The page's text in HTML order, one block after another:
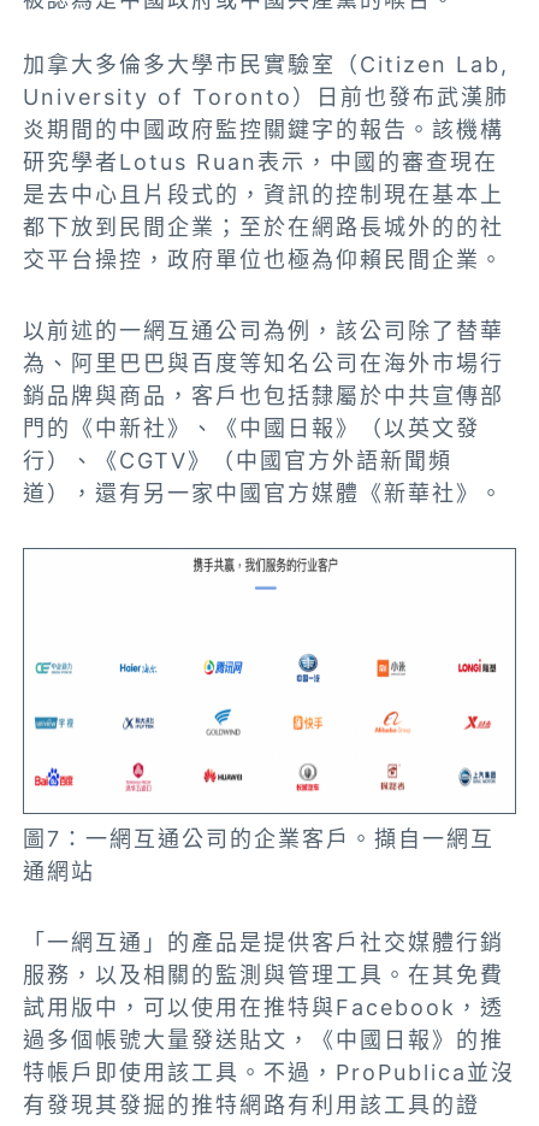
加拿大多倫多大學市民實驗室（Citizen Lab,
University of Toronto）日前也發布武漢肺
炎期間的中國政府監控關鍵字的報告。該機構
研究學者Lotus Ruan表示，中國的審查現在
是去中心且片段式的，資訊的控制現在基本上
都下放到民間企業；至於在網路長城外的的社
交平台操控，政府單位也極為仰賴民間企業。
以前述的一網互通公司為例，該公司除了替華
為、阿里巴巴與百度等知名公司在海外市場行
銷品牌與商品，客戶也包括隸屬於中共宣傳部
門的《中新社》、《中國日報》（以英文發
行）、《CGTV》（中國官方外語新聞頻
道），還有另一家中國官方媒體《新華社》。
圖7：一網互通公司的企業客戶。擷自一網互
通網站
「一網互通」的產品是提供客戶社交媒體行銷
服務，以及相關的監測與管理工具。在其免費
試用版中，可以使用在推特與Facebook，透
過多個帳號大量發送貼文，《中國日報》的推
特帳戶即使用該工具。不過，ProPublica並沒
有發現其發掘的推特網路有利用該工具的證